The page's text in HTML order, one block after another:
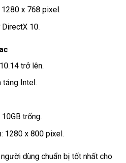
x 768 pixel.
DirectX 10.
trở lên.
tảng Intel.
trống.
1280 x 800 pixel.
dùng chuẩn bị tốt nhất cho